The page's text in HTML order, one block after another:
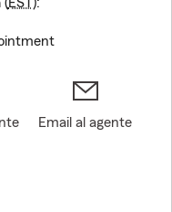
Email al agente